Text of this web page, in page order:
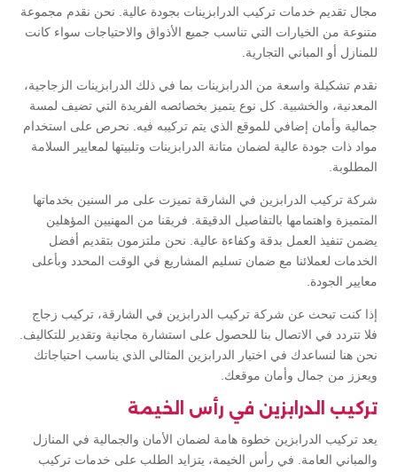
مجال تقديم خدمات تركيب الدرابزينات بجودة عالية. نحن نقدم مجموعة
متنوعة من الخيارات التي تناسب جميع الأذواق والاحتياجات سواء كانت
للمنازل أو المباني التجارية.
نقدم تشكيلة واسعة من الدرابزينات بما في ذلك الدرابزينات الزجاجية،
المعدنية، والخشبية. كل نوع يتميز بخصائصه الفريدة التي تضيف لمسة
جمالية وأمان إضافي للموقع الذي يتم تركيبه فيه. نحرص على استخدام
مواد ذات جودة عالية لضمان متانة الدرابزينات وتلبيتها لمعايير السلامة
المطلوبة.
شركة تركيب الدرابزين في الشارقة تميزت على مر السنين بخدماتها
المتميزة واهتمامها بالتفاصيل الدقيقة. فريقنا من المهنيين المؤهلين
يضمن تنفيذ العمل بدقة وكفاءة عالية. نحن ملتزمون بتقديم أفضل
الخدمات لعملائنا مع ضمان تسليم المشاريع في الوقت المحدد وبأعلى
معايير الجودة.
إذا كنت تبحث عن شركة تركيب الدرابزين في الشارقة، تركيب زجاج
فلا تتردد في الاتصال بنا للحصول على استشارة مجانية وتقدير للتكاليف.
نحن هنا لنساعدك في اختيار الدرابزين المثالي الذي يناسب احتياجاتك
ويعزز من جمال وأمان موقعك.
تركيب الدرابزين في رأس الخيمة
يعد تركيب الدرابزين خطوة هامة لضمان الأمان والجمالية في المنازل
والمباني العامة. في رأس الخيمة، يتزايد الطلب على خدمات تركيب